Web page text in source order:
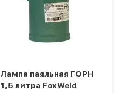
Лампа паяльная ГОРН
1,5 литра FoxWeld